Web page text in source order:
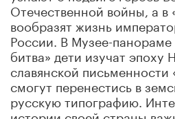
Отечественной войны, а в
вообразят жизнь
России. В Музее-панораме
битва» дети изучат эпоху
славянской
смогут перенестись в
русскую типографию.